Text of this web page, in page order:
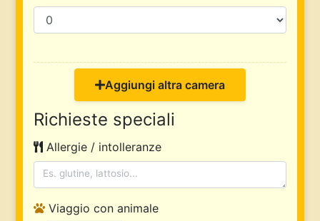
Aggiungi altra camera
Richieste speciali
Allergie / intolleranze
Viaggio con animale